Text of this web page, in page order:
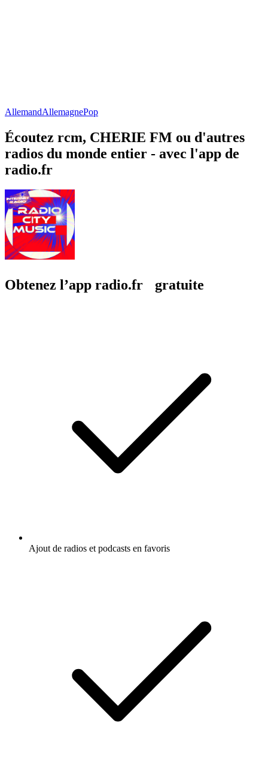
AllemandAllemagnePop
Écoutez rcm, CHERIE FM ou d'autres
radios du monde entier - avec l'app de
radio.fr
Obtenez l’app radio.fr gratuite
Ajout de radios et podcasts en favoris